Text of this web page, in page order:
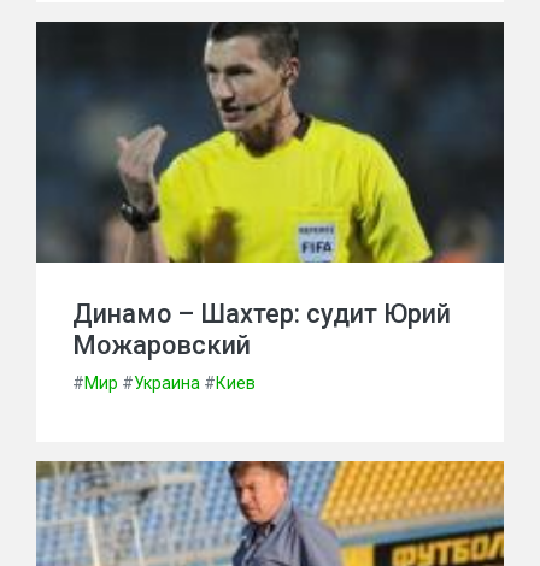
Динамо – Шахтер: судит Юрий
Можаровский
#Мир #Украина #Киев